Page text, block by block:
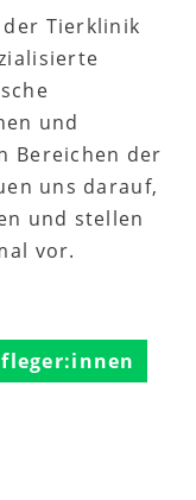
Tierklinik
und
Bereichen der
uns darauf,
und stellen
vor.